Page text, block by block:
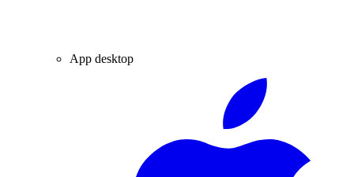
App desktop